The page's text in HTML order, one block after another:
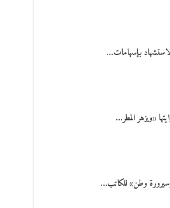
الاستشهاد بإسهامات…
«ويزهر المطر…
وطن» للكاتب…